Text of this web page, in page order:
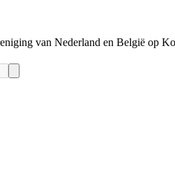
van Nederland en België op